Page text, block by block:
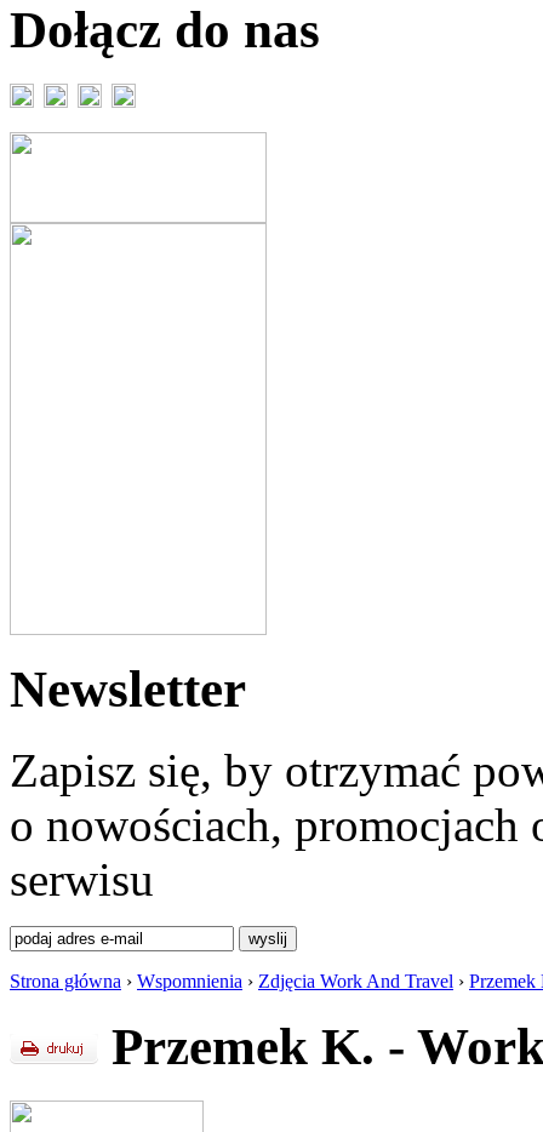
Dołącz do nas
Newsletter
Zapisz się, by otrzymać
o nowościach, promocjach
serwisu
Strona główna › Wspomnienia › Zdjęcia Work And Travel › Przemek
Przemek K. -